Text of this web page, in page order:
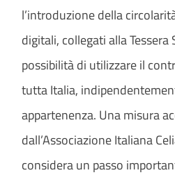
l’introduzione della
digitali, collegati alla
possibilità di utilizzare il
tutta Italia,
appartenenza. Una misura
dall’Associazione Italiana
considera un passo